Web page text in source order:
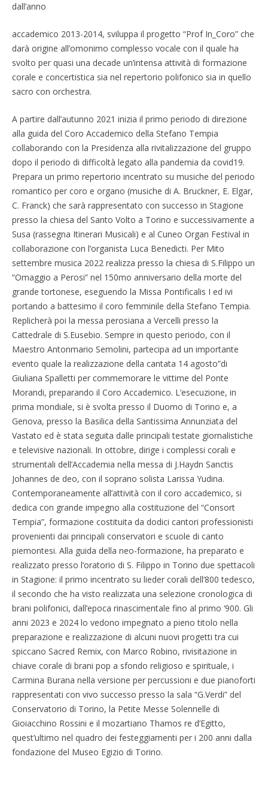
dall’anno
accademico 2013-2014, sviluppa il progetto “Prof In_Coro” che
darà origine all’omonimo complesso vocale con il quale ha
svolto per quasi una decade un’intensa attività di formazione
corale e concertistica sia nel repertorio polifonico sia in quello
sacro con orchestra.
A partire dall’autunno 2021 inizia il primo periodo di direzione
alla guida del Coro Accademico della Stefano Tempia
collaborando con la Presidenza alla rivitalizzazione del gruppo
dopo il periodo di difficoltà legato alla pandemia da covid19.
Prepara un primo repertorio incentrato su musiche del periodo
romantico per coro e organo (musiche di A. Bruckner, E. Elgar,
C. Franck) che sarà rappresentato con successo in Stagione
presso la chiesa del Santo Volto a Torino e successivamente a
Susa (rassegna Itinerari Musicali) e al Cuneo Organ Festival in
collaborazione con l’organista Luca Benedicti. Per Mito
settembre musica 2022 realizza presso la chiesa di S.Filippo un
“Omaggio a Perosi” nel 150mo anniversario della morte del
grande tortonese, eseguendo la Missa Pontificalis I ed ivi
portando a battesimo il coro femminile della Stefano Tempia.
Replicherà poi la messa perosiana a Vercelli presso la
Cattedrale di S.Eusebio. Sempre in questo periodo, con il
Maestro Antonmario Semolini, partecipa ad un importante
evento quale la realizzazione della cantata 14 agosto”di
Giuliana Spalletti per commemorare le vittime del Ponte
Morandi, preparando il Coro Accademico. L’esecuzione, in
prima mondiale, si è svolta presso il Duomo di Torino e, a
Genova, presso la Basilica della Santissima Annunziata del
Vastato ed è stata seguita dalle principali testate giornalistiche
e televisive nazionali. In ottobre, dirige i complessi corali e
strumentali dell’Accademia nella messa di J.Haydn Sanctis
Johannes de deo, con il soprano solista Larissa Yudina.
Contemporaneamente all’attività con il coro accademico, si
dedica con grande impegno alla costituzione del “Consort
Tempia”, formazione costituita da dodici cantori professionisti
provenienti dai principali conservatori e scuole di canto
piemontesi. Alla guida della neo-formazione, ha preparato e
realizzato presso l’oratorio di S. Filippo in Torino due spettacoli
in Stagione: il primo incentrato su lieder corali dell’800 tedesco,
il secondo che ha visto realizzata una selezione cronologica di
brani polifonici, dall’epoca rinascimentale fino al primo ‘900. Gli
anni 2023 e 2024 lo vedono impegnato a pieno titolo nella
preparazione e realizzazione di alcuni nuovi progetti tra cui
spiccano Sacred Remix, con Marco Robino, rivisitazione in
chiave corale di brani pop a sfondo religioso e spirituale, i
Carmina Burana nella versione per percussioni e due pianoforti
rappresentati con vivo successo presso la sala “G.Verdi” del
Conservatorio di Torino, la Petite Messe Solennelle di
Gioiacchino Rossini e il mozartiano Thamos re d’Egitto,
quest’ultimo nel quadro dei festeggiamenti per i 200 anni dalla
fondazione del Museo Egizio di Torino.